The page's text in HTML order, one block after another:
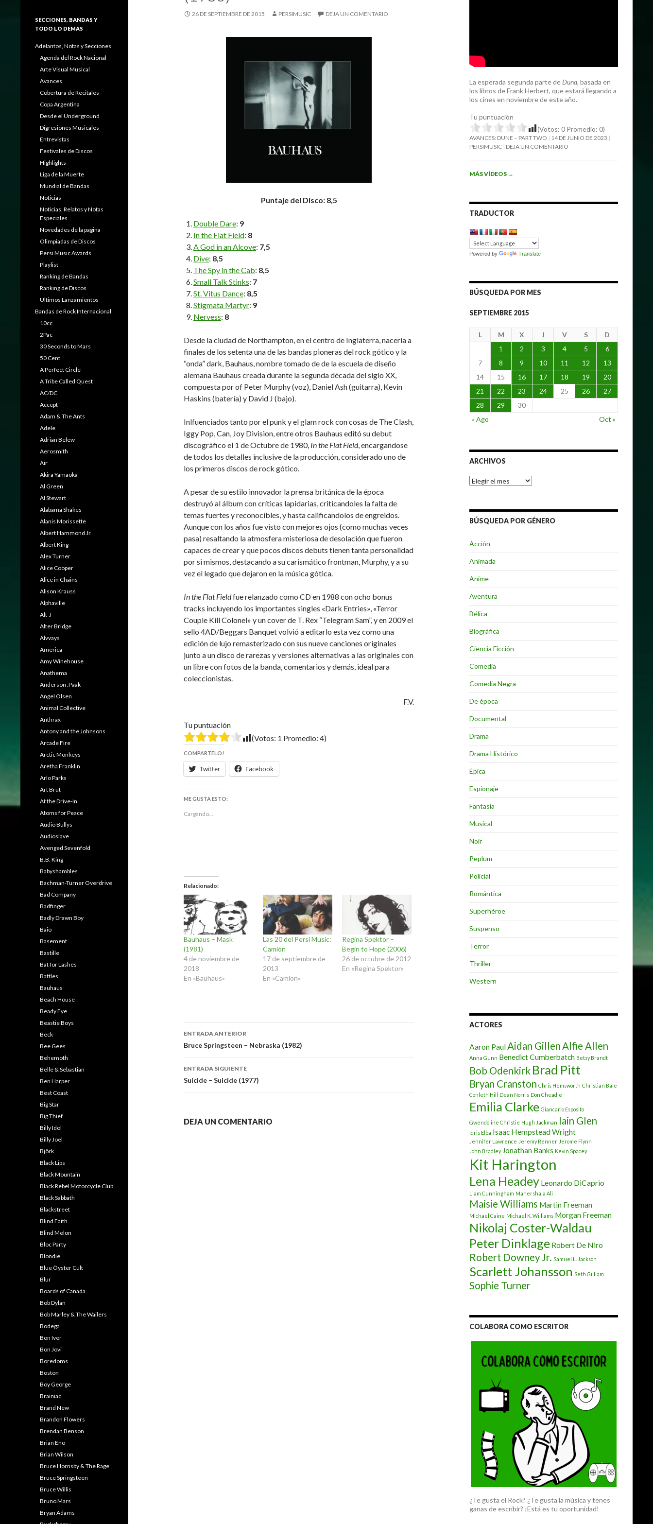
26 DE SEPTIEMBRE DE 2015 PERSIMUSIC DEJA UN COMENTARIO
Puntaje del Disco: 8,5
Double Dare: 9
In the Flat Field: 8
A God in an Alcove: 7,5
Dive: 8,5
The Spy in the Cab: 8,5
Small Talk Stinks: 7
St. Vitus Dance: 8,5
Stigmata Martyr: 9
Nervess: 8
Desde la ciudad de Northampton, en el centro de Inglaterra, nacería a
finales de los setenta una de las bandas pioneras del rock gótico y la
“onda” dark, Bauhaus, nombre tomado de de la escuela de diseño
alemana Bauhaus creada durante la segunda década del siglo XX,
compuesta por of Peter Murphy (voz), Daniel Ash (guitarra), Kevin
Haskins (batería) y David J (bajo).
Inlfuenciados tanto por el punk y el glam rock con cosas de The Clash,
Iggy Pop, Can, Joy Division, entre otros Bauhaus editó su debut
discográfico el 1 de Octubre de 1980, Inthe Flat Field, encargandose
de todos los detalles inclusive de la producción, considerado uno de
los primeros discos de rock gótico.
A pesar de su estilo innovador la prensa británica de la época
destruyó al álbum con críticas lapidarias, criticandoles la falta de
temas fuertes y reconocibles, y hasta calificandolos de engreidos.
Aunque con los años fue visto con mejores ojos (como muchas veces
pasa) resaltando la atmosfera misteriosa de desolación que fueron
capaces de crear y que pocos discos debuts tienen tanta personalidad
por si mismos, destacando a su carismático frontman, Murphy, y a su
vez el legado que dejaron en la música gótica.
In the Flat Fieldfue relanzado como CD en 1988 con ocho bonus
tracks incluyendo los importantes singles «Dark Entries», «Terror
Couple Kill Colonel» y un cover de T. Rex “Telegram Sam”, y en 2009 el
sello 4AD/Beggars Banquet volvió a editarlo esta vez como una
edición de lujo remasterizado con sus nueve canciones originales
junto a un disco de rarezas y versiones alternativas a las originales con
un libre con fotos de la banda, comentarios y demás, ideal para
coleccionistas.
F.V.
Tu puntuación
(Votos: 1 Promedio: 4)
COMPARTELO!
Twitter Facebook
ME GUSTA ESTO:
Cargando...
Relacionado
Bauhaus – Mask
(1981)
4 de noviembre de
2018
En «Bauhaus»
Las 20 del Persi Music:
Camión
17 de septiembre de
2013
En «Camion»
Regina Spektor –
Begin to Hope (2006)
26 de octubre de 2012
En «Regina Spektor»
Navegación
de
entradas
ENTRADA ANTERIOR
Bruce Springsteen – Nebraska (1982)
ENTRADA SIGUIENTE
Suicide – Suicide (1977)
DEJA UN COMENTARIO
La esperada segunda parte de Duna, basada en
los libros de Frank Herbert, que estará llegando a
los cines en noviembre de este año.
Tu puntuación
(Votos: 0 Promedio: 0)
AVANCES: DUNE – PART TWO
14 DE JUNIO DE 2023
PERSIMUSIC DEJA UN COMENTARIO
MÁS VÍDEOS →
TRADUCTOR
Powered by Translate
BÚSQUEDA POR MES
SEPTIEMBRE 2015
L M X J V S
D
1
2 3 4 5
6
7
8 9 10 11 12
13
14
15 16 17 18 19
20
21
22 23 24 25 26
27
28
29
30
« Ago
Oct »
ARCHIVOS
Archivos
BÚSQUEDA POR GÉNERO
Acción
Animada
Anime
Aventura
Bélica
Biográfica
Ciencia Ficción
Comedia
Comedia Negra
De época
Documental
Drama
Drama Histórico
Épica
Espionaje
Fantasia
Musical
Noir
Peplum
Policial
Romántica
Superhéroe
Suspenso
Terror
Thriller
Western
ACTORES
Aaron PaulAidan GillenAlfie Allen
Anna Gunn Benedict Cumberbatch Betsy Brandt
Bob Odenkirk Brad Pitt
Bryan Cranston Chris Hemsworth Christian Bale
Conleth Hill
Dean Norris Don Cheadle
Emilia Clarke Giancarlo Esposito
Gwendoline Christie Hugh Jackman Iain Glen
Idris Elba Isaac Hempstead Wright
Jennifer Lawrence Jeremy Renner Jerome Flynn
John Bradley Jonathan Banks Kevin Spacey
Kit Harington
Lena Headey Leonardo DiCaprio
Liam Cunningham Mahershala Ali
Maisie Williams Martin Freeman
Michael Caine Michael K. Williams Morgan Freeman
Nikolaj Coster-Waldau
Peter Dinklage Robert De Niro
Robert Downey Jr. Samuel L. Jackson
Scarlett Johansson Seth Gilliam
Sophie Turner
COLABORA COMO ESCRITOR
¿Te gusta el Rock? ¿Te gusta la música y tenes
ganas de escribir? ¡Está es tu oportunidad!
SECCIONES, BANDAS Y
TODO LO DEMÁS
Adelantos, Notas y Secciones
Agenda del Rock Nacional
Arte Visual Musical
Avances
Cobertura de Recitales
Copa Argentina
Desde el Underground
Digresiones Musicales
Entrevistas
Festivales de Discos
Highlights
Liga de la Muerte
Mundial de Bandas
Noticias
Noticias, Relatos y Notas
Especiales
Novedades de la pagina
Olimpiadas de Discos
Persi Music Awards
Playlist
Ranking de Bandas
Ranking de Discos
Ultimos Lanzamientos
Bandas de Rock Internacional
10cc
2Pac
30 Seconds to Mars
50 Cent
A Perfect Circle
A Tribe Called Quest
AC/DC
Accept
Adam & The Ants
Adele
Adrian Belew
Aerosmith
Air
Akira Yamaoka
Al Green
Al Stewart
Alabama Shakes
Alanis Morissette
Albert Hammond Jr.
Albert King
Alex Turner
Alice Cooper
Alice in Chains
Alison Krauss
Alphaville
Alt-J
Alter Bridge
Alvvays
America
Amy Winehouse
Anathema
Anderson .Paak
Angel Olsen
Animal Collective
Anthrax
Antony and the Johnsons
Arcade Fire
Arctic Monkeys
Aretha Franklin
Arlo Parks
Art Brut
At the Drive-In
Atoms for Peace
Audio Bullys
Audioslave
Avenged Sevenfold
B.B. King
Babyshambles
Bachman-Turner Overdrive
Bad Company
Badfinger
Badly Drawn Boy
Baio
Basement
Bastille
Bat for Lashes
Battles
Bauhaus
Beach House
Beady Eye
Beastie Boys
Beck
Bee Gees
Behemoth
Belle & Sebastian
Ben Harper
Best Coast
Big Star
Big Thief
Billy Idol
Billy Joel
Björk
Black Lips
Black Mountain
Black Rebel Motorcycle Club
Black Sabbath
Blackstreet
Blind Faith
Blind Melon
Bloc Party
Blondie
Blue Öyster Cult
Blur
Boards of Canada
Bob Dylan
Bob Marley & The Wailers
Bodega
Bon Iver
Bon Jovi
Boredoms
Boston
Boy George
Brainiac
Brand New
Brandon Flowers
Brendan Benson
Brian Eno
Brian Wilson
Bruce Hornsby & The Rage
Bruce Springsteen
Bruce Willis
Bruno Mars
Bryan Adams